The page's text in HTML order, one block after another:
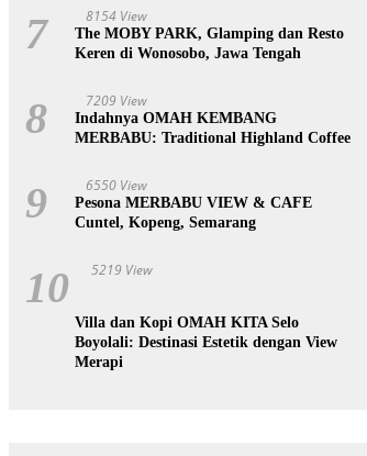
7 8154 View
The MOBY PARK, Glamping dan Resto
Keren di Wonosobo, Jawa Tengah
8 7209 View
Indahnya OMAH KEMBANG
MERBABU: Traditional Highland Coffee
9 6550 View
Pesona MERBABU VIEW & CAFE
Cuntel, Kopeng, Semarang
10 5219 View
Villa dan Kopi OMAH KITA Selo
Boyolali: Destinasi Estetik dengan View
Merapi